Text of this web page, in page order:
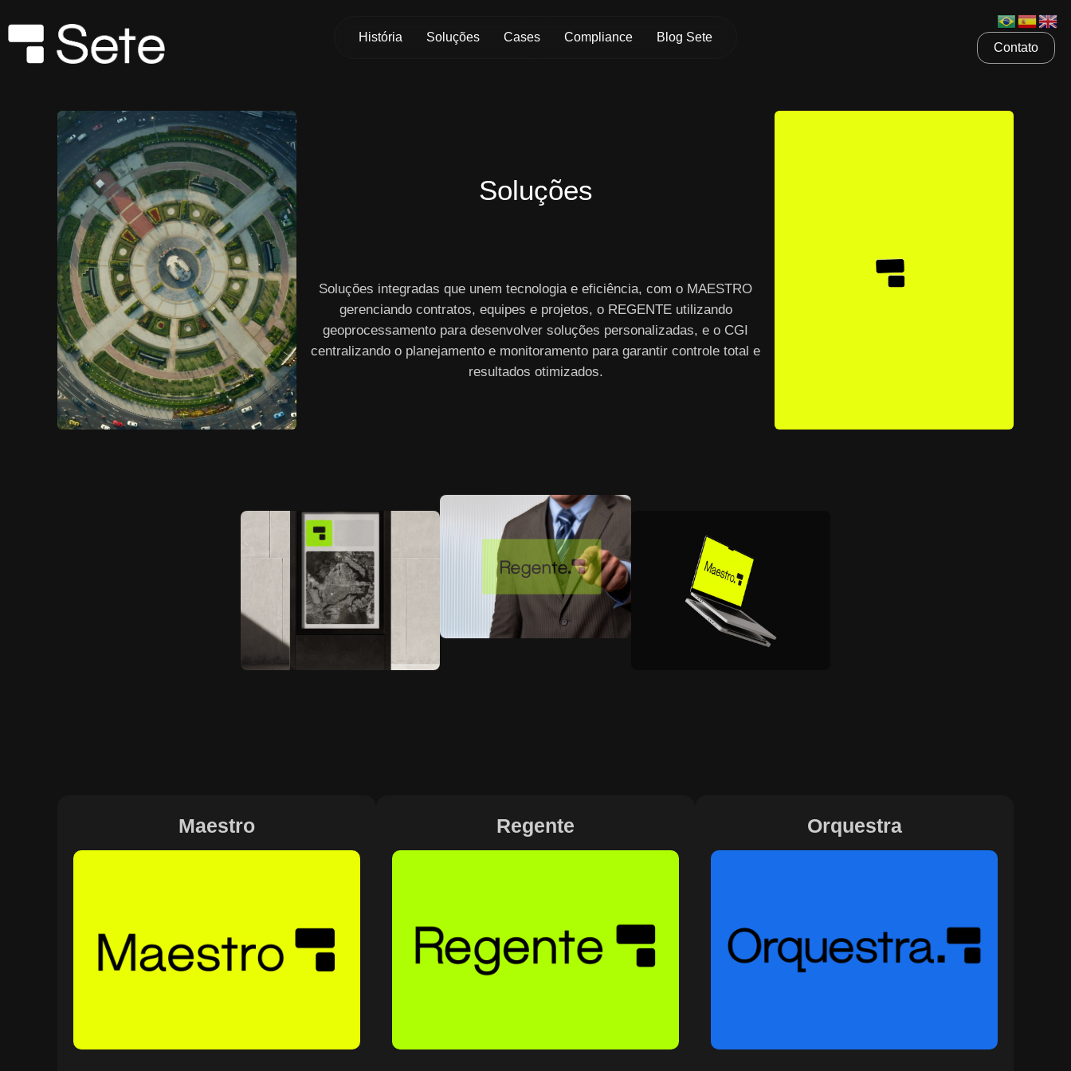
História Soluções Cases Compliance Blog Sete
Contato
Soluções
Soluções integradas que unem tecnologia e eficiência, com o MAESTRO
gerenciando contratos, equipes e projetos, o REGENTE utilizando
geoprocessamento para desenvolver soluções personalizadas, e o CGI
centralizando o planejamento e monitoramento para garantir controle total e
resultados otimizados.
Maestro Regente Orquestra